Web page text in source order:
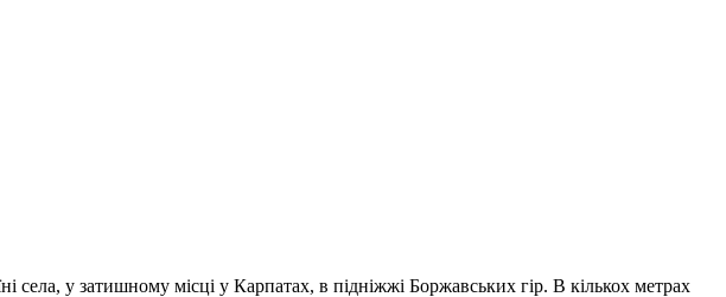
у затишному місці у Карпатах, в підніжжі Боржавських гір. В кількох метрах